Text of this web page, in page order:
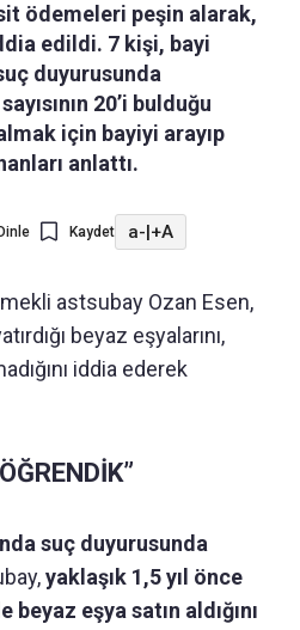
ödemeleri peşin alarak,
edildi. 7 kişi, bayi
duyurusunda
20’i bulduğu
için bayiyi arayıp
anlattı.
Dinle Kaydet a-|+A
astsubay Ozan Esen,
beyaz eşyalarını,
iddia ederek
suç duyurusunda
yaklaşık 1,5 yıl önce
eşya satın aldığını